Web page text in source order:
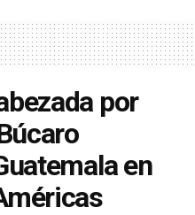
por
en